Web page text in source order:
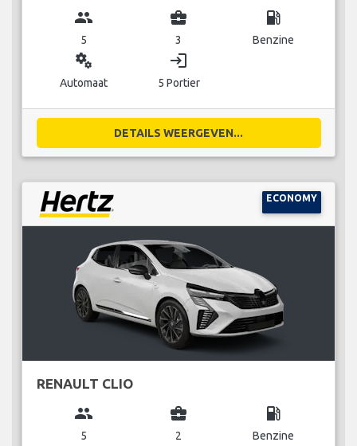
group
5
business_center
3
local_gas_station
Benzine
miscellaneous_services
Automaat
login
5 Portier
DETAILS WEERGEVEN...
ECONOMY
RENAULT CLIO
group
5
business_center
2
local_gas_station
Benzine